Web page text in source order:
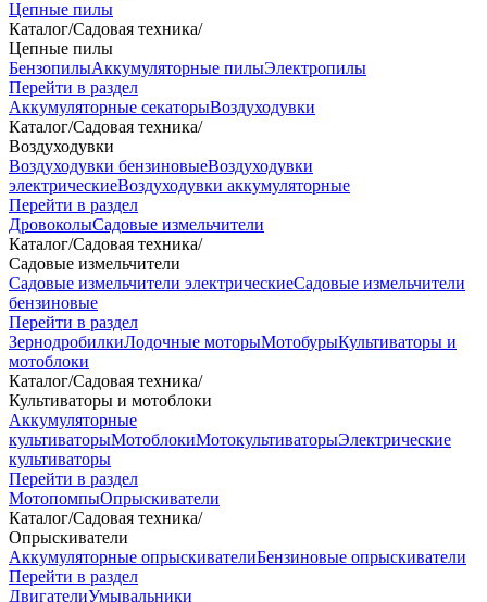
Цепные пилы
Каталог/Садовая техника/
Цепные пилы
БензопилыАккумуляторные пилыЭлектропилы
Перейти в раздел
Аккумуляторные секаторыВоздуходувки
Каталог/Садовая техника/
Воздуходувки
Воздуходувки бензиновыеВоздуходувки
электрическиеВоздуходувки аккумуляторные
Перейти в раздел
ДровоколыСадовые измельчители
Каталог/Садовая техника/
Садовые измельчители
Садовые измельчители электрическиеСадовые измельчители
бензиновые
Перейти в раздел
ЗернодробилкиЛодочные моторыМотобурыКультиваторы и
мотоблоки
Каталог/Садовая техника/
Культиваторы и мотоблоки
Аккумуляторные
культиваторыМотоблокиМотокультиваторыЭлектрические
культиваторы
Перейти в раздел
МотопомпыОпрыскиватели
Каталог/Садовая техника/
Опрыскиватели
Аккумуляторные опрыскивателиБензиновые опрыскиватели
Перейти в раздел
ДвигателиУмывальники